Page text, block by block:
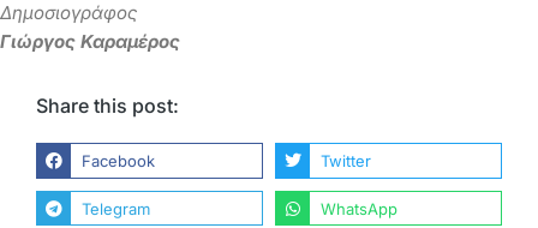
Δημοσιογράφος
Γιώργος Καραμέρος
Share this post:
Facebook Twitter
Telegram WhatsApp